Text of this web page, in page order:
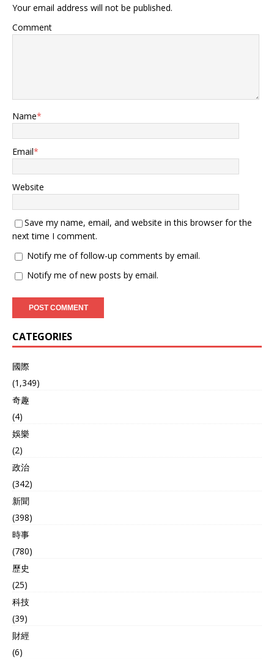
Your email address will not be published.
Comment
Name*
Email*
Website
Save my name, email, and website in this browser for the
next time I comment.
Notify me of follow-up comments by email.
Notify me of new posts by email.
CATEGORIES
國際
(1,349)
奇趣
(4)
娛樂
(2)
政治
(342)
新聞
(398)
時事
(780)
歷史
(25)
科技
(39)
財經
(6)